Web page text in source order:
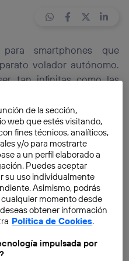
smartphones que
volador autónomo.
tan infinitas como las
seleccionado entre 42
2013, un certamen
entreTelefónica I+D
Creación Industrial
el espacio público y su
de la sección,
web que estés visitando,
fines técnicos, analíticos,
y/o para mostrarte
a un perfil elaborado a
Puedes aceptar
su uso individualmente
Asimismo, podrás
momento desde
obtener información
Política de Cookies.
impulsada por